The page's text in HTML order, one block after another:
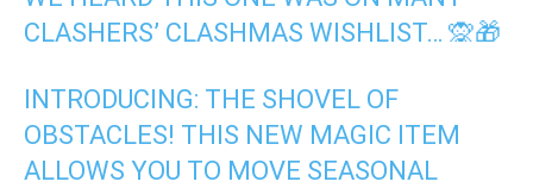
CLASHERS’ CLASHMAS WISHLIST… 🙊🎁
INTRODUCING: THE SHOVEL OF
OBSTACLES! THIS NEW MAGIC ITEM
ALLOWS YOU TO MOVE SEASONAL